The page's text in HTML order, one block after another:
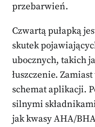
przebarwień.
Czwartą pułapką
skutek
ubocznych, takich
łuszczenie.
schemat aplikacji.
silnymi
jak kwasy AHA/